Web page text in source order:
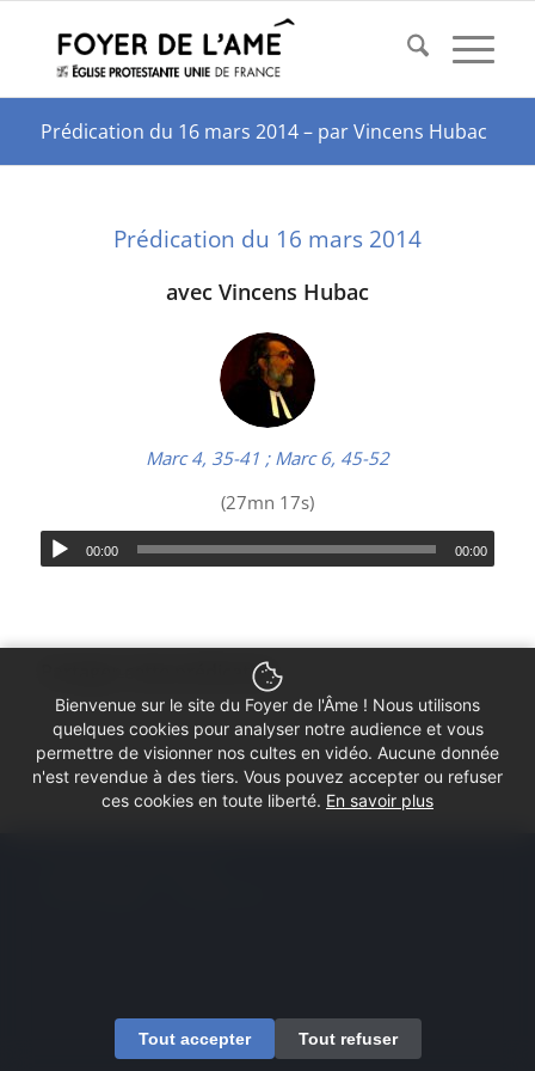
Prédication du 16 mars 2014 – par Vincens Hubac
Prédication du 16 mars 2014
avec Vincens Hubac
Marc 4, 35-41 ; Marc 6, 45-52
(27mn 17s)
00:00 00:00
Partager cette prédication
Bienvenue sur le site du Foyer de l'Âme ! Nous utilisons
quelques cookies pour analyser notre audience et vous
permettre de visionner nos cultes en vidéo. Aucune donnée
n'est revendue à des tiers. Vous pouvez accepter ou refuser
ces cookies en toute liberté. En savoir plus
Tout accepter Tout refuser